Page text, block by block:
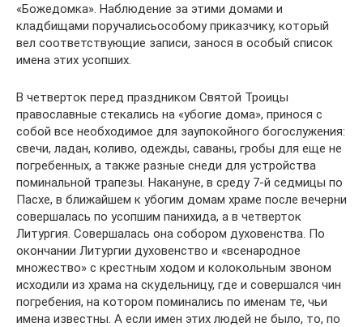
«Божедомка». Наблюдение за этими домами и
кладбищами поручалисьособому приказчику, который
вел соответствующие записи, занося в особый список
имена этих усопших.
В четверток перед праздником Святой Троицы
православные стекались на «убогие дома», принося с
собой все необходимое для заупокойного богослужения:
свечи, ладан, коливо, одежды, саваны, гробы для еще не
погребенных, а также разные снеди для устройства
поминальной трапезы. Накануне, в среду 7-й седмицы по
Пасхе, в ближайшем к убогим домам храме после вечерни
совершалась по усопшим панихида, а в четверток
Литургия. Совершалась она собором духовенства. По
окончании Литургии духовенство и «всенародное
множество» с крестным ходом и колокольным звоном
исходили из храма на скудельницу, где и совершался чин
погребения, на котором поминались по именам те, чьи
имена известны. А если имен этих людей не было, то, по